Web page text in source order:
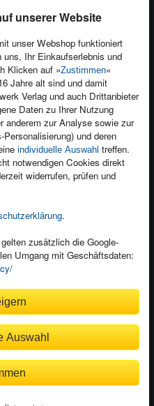
unserer Website
unser Webshop funktioniert
uns, Ihr Einkaufserlebnis und
Klicken auf »Zustimmen«
Jahre alt sind und damit
Verlag und auch Drittanbieter
Daten zu Ihrer Nutzung
anderem zur Analyse sowie zur
und deren
individuelle Auswahl treffen.
notwendigen Cookies direkt
widerrufen, prüfen und
.
zusätzlich die Google-
Umgang mit Geschäftsdaten:
Auswahl
Produktfeedback
Foreign Rights
Ein Buch schreiben